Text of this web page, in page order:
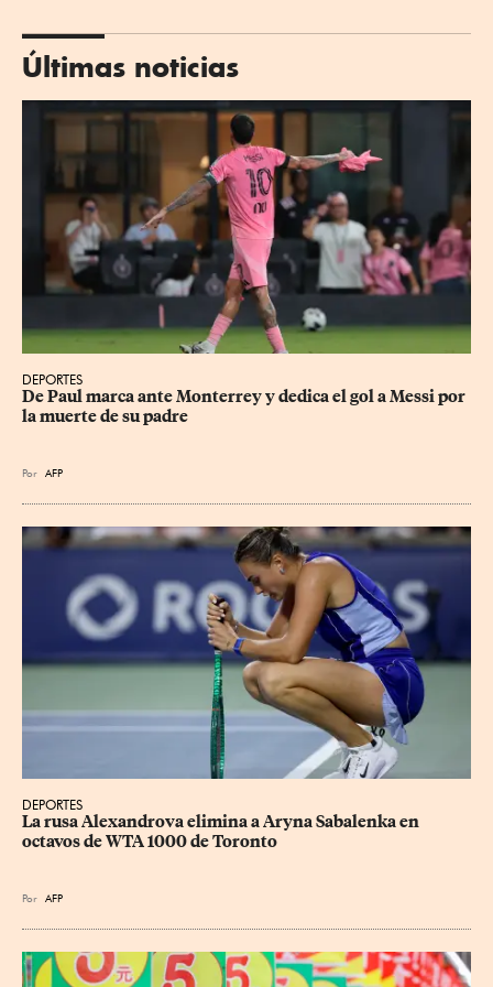
Últimas noticias
DEPORTES
De Paul marca ante Monterrey y dedica el gol a Messi por
la muerte de su padre
Por AFP
DEPORTES
La rusa Alexandrova elimina a Aryna Sabalenka en
octavos de WTA 1000 de Toronto
Por AFP